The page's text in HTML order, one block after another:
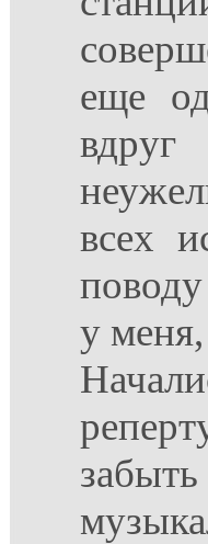
еще
вдруг
всех
у